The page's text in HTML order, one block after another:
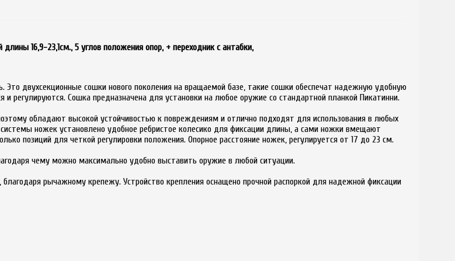
16,9-23,1см., 5 углов положения опор, + переходник с антабки,
Это двухсекционные сошки нового поколения на вращаемой базе, такие сошки обеспечат надежную удобную
регулируются. Сошка предназначена для установки на любое оружие со стандартной планкой Пикатинни.
обладают высокой устойчивостью к повреждениям и отлично подходят для использования в любых
ножек установлено удобное ребристое колесико для фиксации длины, а сами ножки вмещают
позиций для четкой регулировки положения. Опорное расстояние ножек, регулируется от 17 до 23 см.
чему можно максимально удобно выставить оружие в любой ситуации.
рычажному крепежу. Устройство крепления оснащено прочной распоркой для надежной фиксации